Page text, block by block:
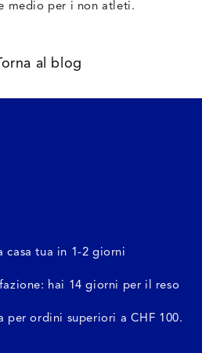
medio per i non atleti.
al blog
casa tua in 1-2 giorni
hai 14 giorni per il reso
per ordini superiori a CHF 100.